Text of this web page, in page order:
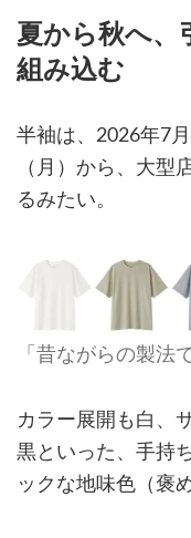
夏から秋へ、
組み込む
半袖は、2026年7
（月）から、大型
るみたい。
「昔ながらの製法
カラー展開も白、
黒といった、手持
ックな地味色（褒